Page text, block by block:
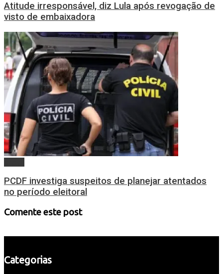
Atitude irresponsável, diz Lula após revogação de
visto de embaixadora
PCDF investiga suspeitos de planejar atentados
no período eleitoral
Comente este post
Categorias